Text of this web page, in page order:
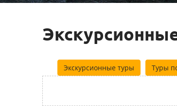
Экскурсионные туры Туры